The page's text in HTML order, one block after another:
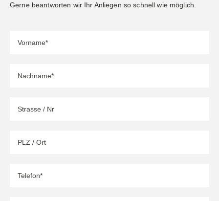
Gerne beantworten wir Ihr Anliegen so schnell wie möglich.